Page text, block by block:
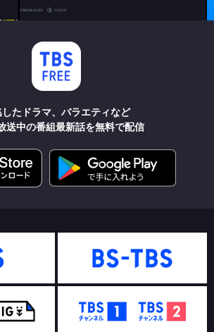
したドラマ、バラエティなど
送中の番組最新話を無料で配信